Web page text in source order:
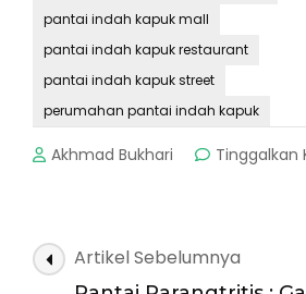
pantai indah kapuk mall
pantai indah kapuk restaurant
pantai indah kapuk street
perumahan pantai indah kapuk
Akhmad Bukhari Tinggalkan
Navigasi
Artikel Sebelumnya